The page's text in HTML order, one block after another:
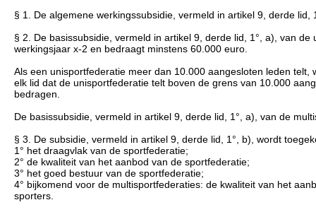
§ 1. De algemene werkingssubsidie, vermeld in artikel 9, derde lid,
§ 2. De basissubsidie, vermeld in artikel 9, derde lid, 1°, a), van
werkingsjaar x-2 en bedraagt minstens 60.000 euro.
Als een unisportfederatie meer dan 10.000 aangesloten leden
elk lid dat de unisportfederatie telt boven de grens van 10.000
bedragen.
De basissubsidie, vermeld in artikel 9, derde lid, 1°, a), van de
§ 3. De subsidie, vermeld in artikel 9, derde lid, 1°, b), wordt
1° het draagvlak van de sportfederatie;
2° de kwaliteit van het aanbod van de sportfederatie;
3° het goed bestuur van de sportfederatie;
4° bijkomend voor de multisportfederaties: de kwaliteit van het
sporters.